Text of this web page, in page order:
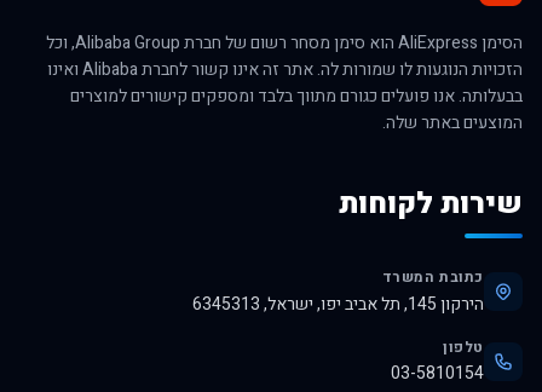
הסימן AliExpress הוא סימן מסחר רשום של חברת Alibaba Group, וכל
הזכויות הנוגעות לו שמורות לה. אתר זה אינו קשור לחברת Alibaba ואינו
בבעלותה. אנו פועלים כגורם מתווך בלבד ומספקים קישורים למוצרים
המוצעים באתר שלה.
שירות לקוחות
כתובת המשרד
הירקון 145, תל אביב יפו, ישראל, 6345313
טלפון
03-5810154